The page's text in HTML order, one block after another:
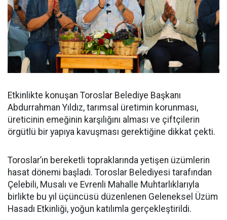
Etkinlikte konuşan Toroslar Belediye Başkanı
Abdurrahman Yıldız, tarımsal üretimin korunması,
üreticinin emeğinin karşılığını alması ve çiftçilerin
örgütlü bir yapıya kavuşması gerektiğine dikkat çekti.
Toroslar’ın bereketli topraklarında yetişen üzümlerin
hasat dönemi başladı. Toroslar Belediyesi tarafından
Çelebili, Musalı ve Evrenli Mahalle Muhtarlıklarıyla
birlikte bu yıl üçüncüsü düzenlenen Geleneksel Üzüm
Hasadı Etkinliği, yoğun katılımla gerçekleştirildi.